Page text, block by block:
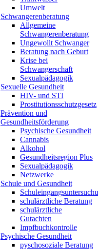
Umwelt
Schwangerenberatung
Allgemeine
Schwangerenberatung
Ungewollt Schwanger
Beratung nach Geburt
Krise bei
Schwangerschaft
Sexualpädagogik
Sexuelle Gesundheit
HIV- und STI
Prostitutionsschutzgesetz
Prävention und
Gesundheitsförderung
Psychische Gesundheit
Cannabis
Alkohol
Gesundheitsregion Plus
Sexualpädagogik
Netzwerke
Schule und Gesundheit
schulärztliche Beratung
schulärztliche
Gutachten
Impfbuchkontrolle
Psychische Gesundheit
pyschosoziale Beratung